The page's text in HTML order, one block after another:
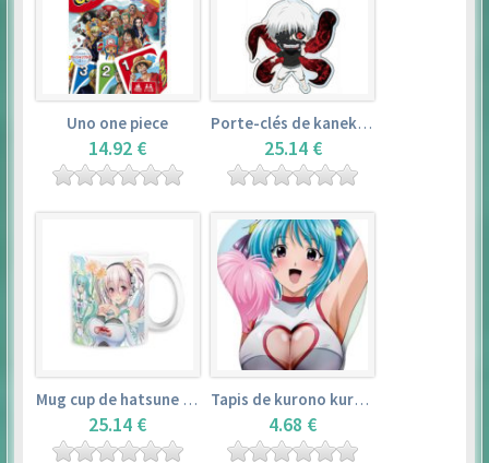
Uno one piece
14.92 €
Porte-clés de kaneki ken – tokyo ghoul
25.14 €
Mug cup de hatsune miku & super sonico – vocaloid
25.14 €
Tapis de kurono kurumu – rosario + vampire
4.68 €